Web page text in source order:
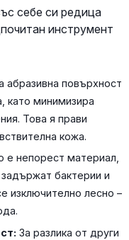
себе си редица
инструмент
абразивна повърхност
като минимизира
Това я прави
кожа.
е непорест материал,
бактерии и
изключително лесно –
За разлика от други